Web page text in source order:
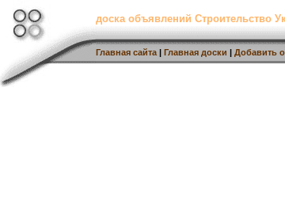
доска объявлений Строительство
Главная сайта | Главная доски | Добавить